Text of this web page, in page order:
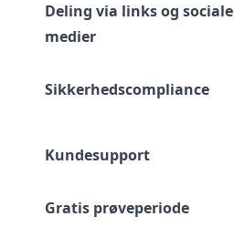
Deling via links og sociale
medier
Sikkerhedscompliance
Kundesupport
Gratis prøveperiode